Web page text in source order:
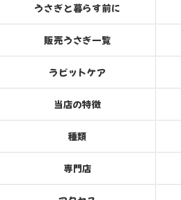
うさぎと暮らす前に
販売うさぎ一覧
ラビットケア
当店の特徴
種類
専門店